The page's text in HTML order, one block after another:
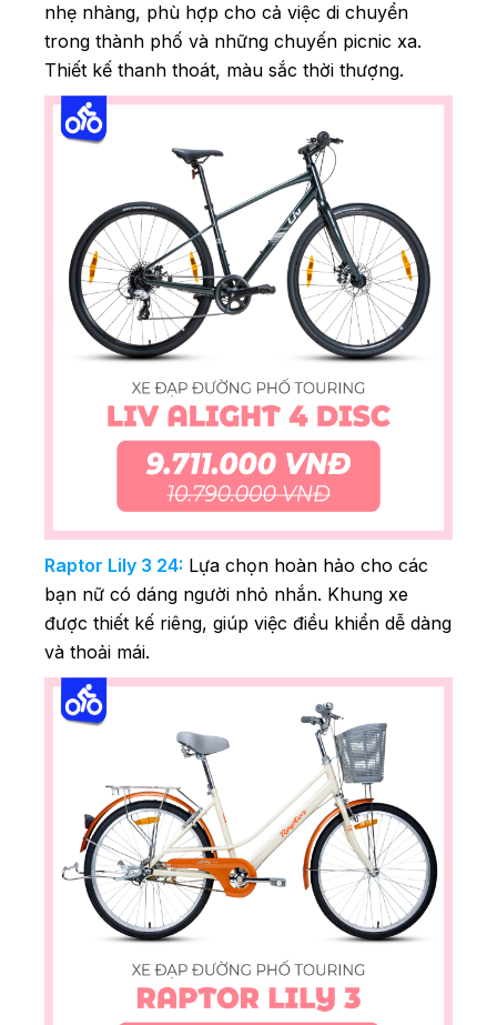
nhẹ nhàng, phù hợp cho cả việc di chuyển
trong thành phố và những chuyến picnic xa.
Thiết kế thanh thoát, màu sắc thời thượng.
Raptor Lily 3 24: Lựa chọn hoàn hảo cho các
bạn nữ có dáng người nhỏ nhắn. Khung xe
được thiết kế riêng, giúp việc điều khiển dễ dàng
và thoải mái.